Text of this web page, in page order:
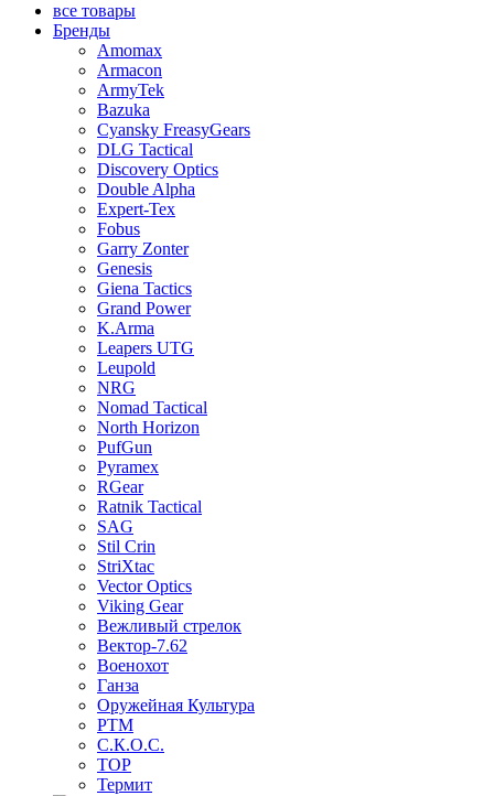
все товары
Бренды
Amomax
Armacon
ArmyTek
Bazuka
Cyansky FreasyGears
DLG Tactical
Discovery Optics
Double Alpha
Expert-Tex
Fobus
Garry Zonter
Genesis
Giena Tactics
Grand Power
K.Arma
Leapers UTG
Leupold
NRG
Nomad Tactical
North Horizon
PufGun
Pyramex
RGear
Ratnik Tactical
SAG
Stil Crin
StriXtac
Vector Optics
Viking Gear
Вежливый стрелок
Вектор-7.62
Военохот
Ганза
Оружейная Культура
РТМ
С.К.О.С.
ТОР
Термит